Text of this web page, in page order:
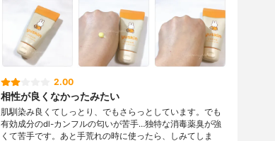
2.00
相性が良くなかったみたい
肌馴染み良くてしっとり、でもさらっとしています。でも
有効成分のdl-カンフルの匂いが苦手…独特な消毒薬臭が強
くて苦手です。あと手荒れの時に使ったら、しみてしま